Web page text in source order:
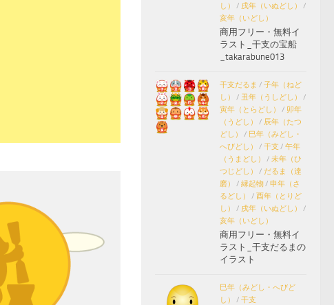
し）
/ 戌年（いぬどし）
/
亥年（いどし）
商用フリー・無料イ
ラスト_干支の宝船
_takarabune013
干支だるま / 子年（ねど
し）
/ 丑年（うしどし）
/
寅年（とらどし）
/ 卯年
（うどし）
/ 辰年（たつ
どし）
/ 巳年（みどし・
へびどし）
/ 干支 / 午年
（うまどし）
/ 未年（ひ
つじどし）
/ だるま（達
磨）
/ 縁起物/ 申年（さ
るどし）
/ 酉年（とりど
し）
/ 戌年（いぬどし）
/
亥年（いどし）
商用フリー・無料イ
ラスト_干支だるまの
イラスト
巳年（みどし・へびど
し）
/ 干支